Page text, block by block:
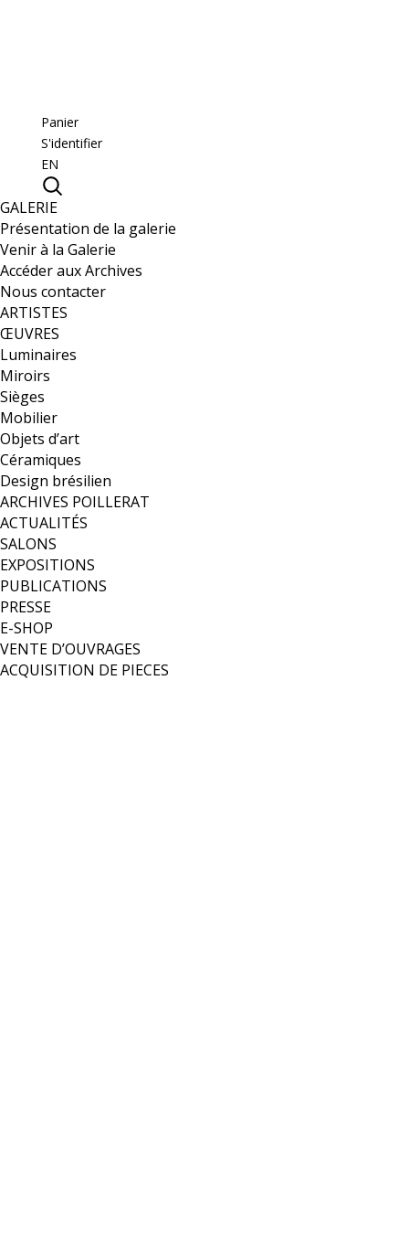
Panier
S'identifier
EN
GALERIE
Présentation de la galerie
Venir à la Galerie
Accéder aux Archives
Nous contacter
ARTISTES
ŒUVRES
Luminaires
Miroirs
Sièges
Mobilier
Objets d’art
Céramiques
Design brésilien
ARCHIVES POILLERAT
ACTUALITÉS
SALONS
EXPOSITIONS
PUBLICATIONS
PRESSE
E-SHOP
VENTE D’OUVRAGES
ACQUISITION DE PIECES